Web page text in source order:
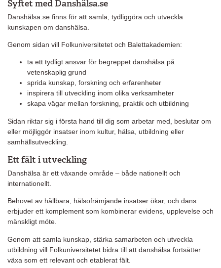
Syftet med Danshälsa.se
Danshälsa.se finns för att samla, tydliggöra och utveckla
kunskapen om danshälsa.
Genom sidan vill Folkuniversitetet och Balettakademien:
ta ett tydligt ansvar för begreppet danshälsa på
vetenskaplig grund
sprida kunskap, forskning och erfarenheter
inspirera till utveckling inom olika verksamheter
skapa vägar mellan forskning, praktik och utbildning
Sidan riktar sig i första hand till dig som arbetar med, beslutar om
eller möjliggör insatser inom kultur, hälsa, utbildning eller
samhällsutveckling.
Ett fält i utveckling
Danshälsa är ett växande område – både nationellt och
internationellt.
Behovet av hållbara, hälsofrämjande insatser ökar, och dans
erbjuder ett komplement som kombinerar evidens, upplevelse och
mänskligt möte.
Genom att samla kunskap, stärka samarbeten och utveckla
utbildning vill Folkuniversitetet bidra till att danshälsa fortsätter
växa som ett relevant och etablerat fält.